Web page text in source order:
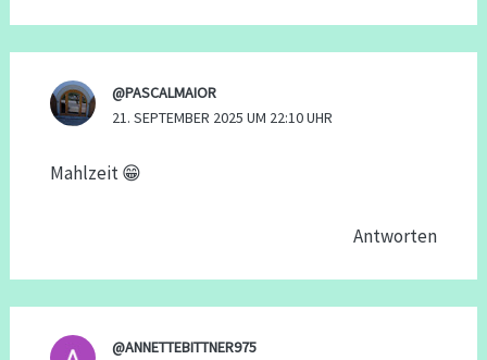
@PASCALMAIOR
21. SEPTEMBER 2025 UM 22:10 UHR
Mahlzeit 😁
Antworten
@ANNETTEBITTNER975